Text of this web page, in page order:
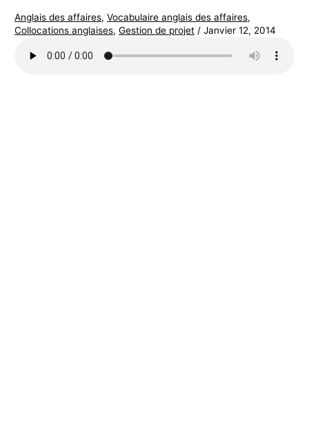
Anglais des affaires,Vocabulaire anglais des affaires,
Collocations anglaises,Gestion de projet /Janvier 12, 2014